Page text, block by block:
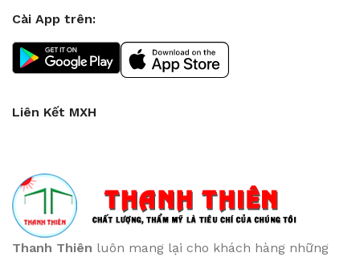
Cài App trên:
Liên Kết MXH
Thanh Thiên luôn mang lại cho khách hàng những